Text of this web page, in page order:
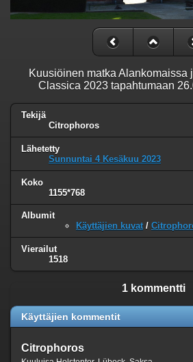
Kuusiöinen matka Alankomaissa
Classica 2023 tapahtumaan
Tekijä
Citrophoros
Lähetetty
Sunnuntai 4 Kesäkuu 2023
Koko
1155*768
Albumit
Käyttäjien kuvat /
Vierailut
1518
1 kommentti
Käyttäjien kommentit
Citrophoros